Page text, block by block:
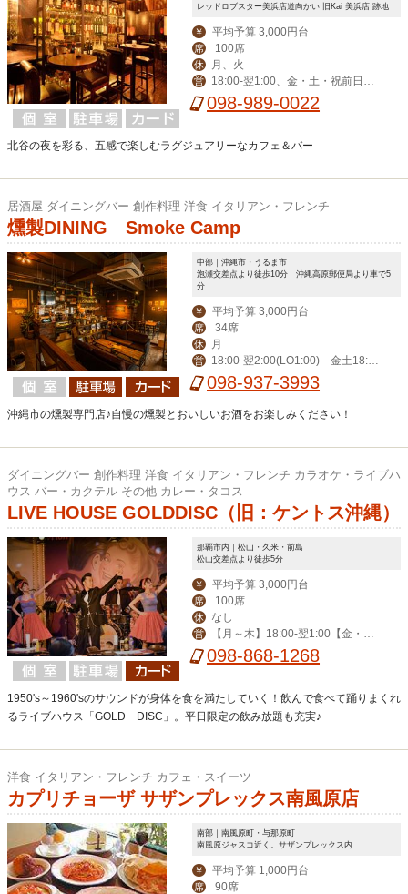
レッドロブスター美浜店道向かい 旧Kai 美浜店 跡地
￥ 平均予算 3,000円台
席 100席
休 月、火
営
18:00-翌1:00、金・土・祝前日17:
00-翌1:00
098-989-0022
北谷の夜を彩る、五感で楽しむラグジュアリーなカフェ＆バー
居酒屋 ダイニングバー 創作料理 洋食 イタリアン・フレンチ
燻製DINING Smoke Camp
中部｜沖縄市・うるま市
泡瀬交差点より徒歩10分 沖縄高原郵便局より車で5
分
￥ 平均予算 3,000円台
席 34席
休 月
営
18:00‐翌2:00(LO1:00) 金土18:0
0‐翌3:00(LO翌2:00)
098-937-3993
沖縄市の燻製専門店♪自慢の燻製とおいしいお酒をお楽しみください！
ダイニングバー 創作料理 洋食 イタリアン・フレンチ カラオケ・ライブハ
ウス バー・カクテル その他 カレー・タコス
LIVE HOUSE GOLDDISC（旧：ケントス沖縄）
那覇市内｜松山・久米・前島
松山交差点より徒歩5分
￥ 平均予算 3,000円台
席 100席
休 なし
営
【月～木】18:00-翌1:00【金・
土】18:00-翌2:00【日・祝】18:00-0:
098-868-1268
1950's～1960'sのサウンドが身体を食を満たしていく！飲んで食べて踊りまくれ
るライブハウス「GOLD DISC」。平日限定の飲み放題も充実♪
洋食 イタリアン・フレンチ カフェ・スイーツ
カプリチョーザ サザンプレックス南風原店
南部｜南風原町・与那原町
南風原ジャスコ近く。サザンプレックス内
￥ 平均予算 1,000円台
席 90席